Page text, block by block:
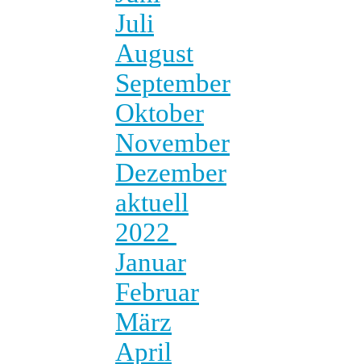
Juli
August
September
Oktober
November
Dezember
aktuell
2022
Januar
Februar
März
April